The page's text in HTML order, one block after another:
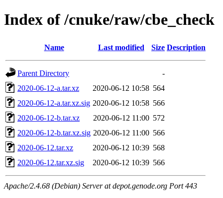
Index of /cnuke/raw/cbe_check
Name Last modified Size Description
Parent Directory
-
2020-06-12-a.tar.xz
2020-06-12 10:58 564
2020-06-12-a.tar.xz.sig 2020-06-12 10:58 566
2020-06-12-b.tar.xz
2020-06-12 11:00 572
2020-06-12-b.tar.xz.sig 2020-06-12 11:00 566
2020-06-12.tar.xz
2020-06-12 10:39 568
2020-06-12.tar.xz.sig
2020-06-12 10:39 566
Apache/2.4.68 (Debian) Server at depot.genode.org Port 443